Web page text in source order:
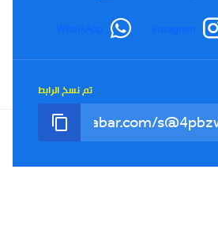
Instagram
WhatsApp
تم نسخ الرابط